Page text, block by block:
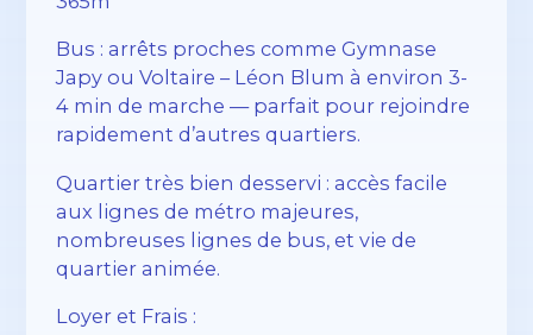
Bus : arrêts proches comme Gymnase
Japy ou Voltaire – Léon Blum à environ 3-
4 min de marche — parfait pour rejoindre
rapidement d’autres quartiers.
Quartier très bien desservi : accès facile
aux lignes de métro majeures,
nombreuses lignes de bus, et vie de
quartier animée.
Loyer et Frais :